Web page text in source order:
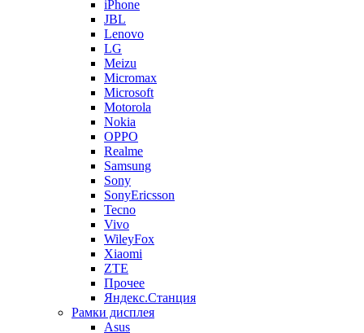
iPhone
JBL
Lenovo
LG
Meizu
Micromax
Microsoft
Motorola
Nokia
OPPO
Realme
Samsung
Sony
SonyEricsson
Tecno
Vivo
WileyFox
Xiaomi
ZTE
Прочее
Яндекс.Станция
Рамки дисплея
Asus